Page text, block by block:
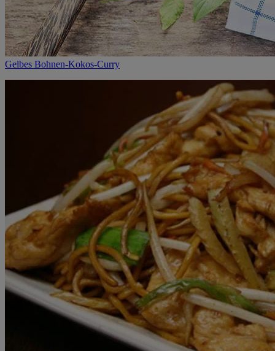
Gelbes Bohnen-Kokos-Curry